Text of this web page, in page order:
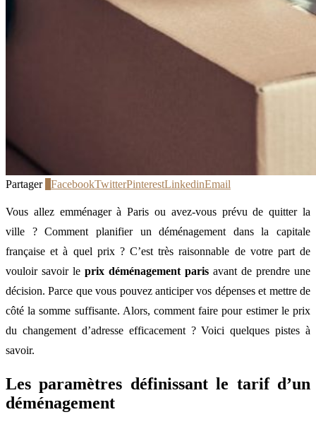
Partager FacebookTwitterPinterestLinkedinEmail
Vous allez emménager à Paris ou avez-vous prévu de quitter la
ville ? Comment planifier un déménagement dans la capitale
française et à quel prix ? C’est très raisonnable de votre part de
vouloir savoir le prix déménagement paris avant de prendre une
décision. Parce que vous pouvez anticiper vos dépenses et mettre de
côté la somme suffisante. Alors, comment faire pour estimer le prix
du changement d’adresse efficacement ? Voici quelques pistes à
savoir.
Les paramètres définissant le tarif d’un
déménagement